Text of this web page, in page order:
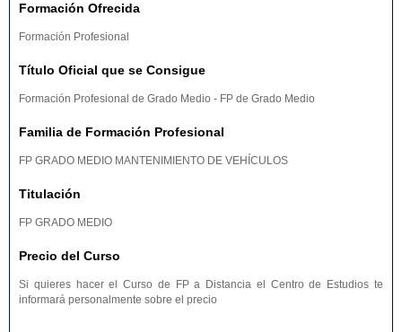
Formación Ofrecida
Formación Profesional
Título Oficial que se Consigue
Formación Profesional de Grado Medio - FP de Grado Medio
Familia de Formación Profesional
FP GRADO MEDIO MANTENIMIENTO DE VEHÍCULOS
Titulación
FP GRADO MEDIO
Precio del Curso
Si quieres hacer el Curso de FP a Distancia el Centro de Estudios te
informará personalmente sobre el precio